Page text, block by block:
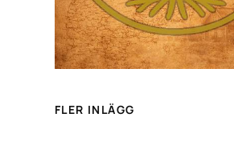
FLER INLÄGG